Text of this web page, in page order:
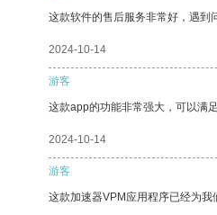
这款软件的售后服务非常好，遇到
2024-10-14
游客
这款app的功能非常强大，可以满
2024-10-14
游客
这款加速器VPM应用程序已经为我